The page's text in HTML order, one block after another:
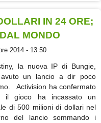
IN 24 ORE;
MONDO
2014 - 13:50
la nuova IP di Bungie,
un lancio a dir poco
Activision ha confermato
il gioco ha incassato un
di 500 milioni di dollari nel
del lancio sommando i